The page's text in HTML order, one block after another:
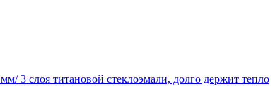
3 слоя титановой стеклоэмали, долго держит тепло